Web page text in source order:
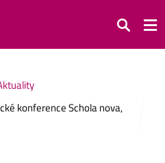
Hledat
konference Schola nova,